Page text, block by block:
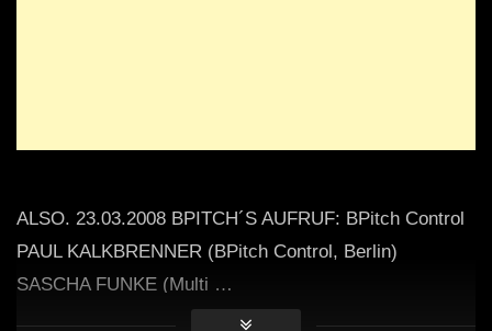
ALSO. 23.03.2008 BPITCH´S AUFRUF: BPitch Control
PAUL KALKBRENNER (BPitch Control, Berlin)
SASCHA FUNKE (Multi …